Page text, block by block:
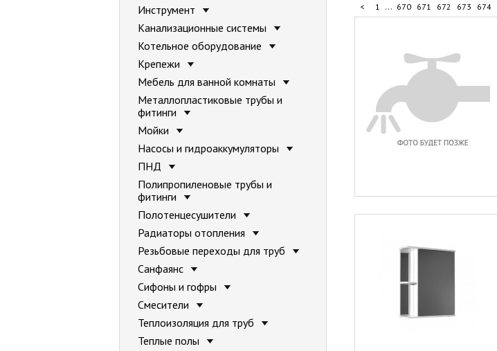
< 1 ... 670 671 672 673 674
Инструмент
Канализационные системы
Котельное оборудование
Крепежи
Мебель для ванной комнаты
Металлопластиковые трубы и
фитинги
Мойки
Насосы и гидроаккумуляторы
ПНД
Полипропиленовые трубы и
фитинги
Полотенцесушители
Радиаторы отопления
Резьбовые переходы для труб
Санфаянс
Сифоны и гофры
Смесители
Теплоизоляция для труб
Теплые полы